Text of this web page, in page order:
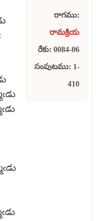
రాగము:
రామక్రియ
రేకు: 0084-06
సంపుటము: 1-
410